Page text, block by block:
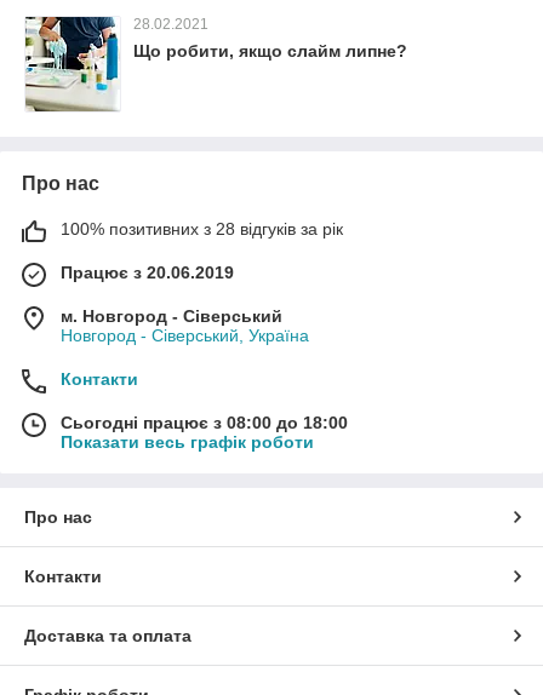
28.02.2021
Що робити, якщо слайм липне?
Про нас
100% позитивних з 28 відгуків за рік
Працює з 20.06.2019
м. Новгород - Сіверський
Новгород - Сіверський, Україна
Контакти
Сьогодні працює з 08:00 до 18:00
Показати весь графік роботи
Про нас
Контакти
Доставка та оплата